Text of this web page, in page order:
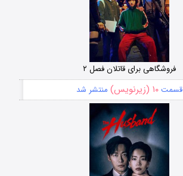
فروشگاهی برای قاتلان فصل ۲
قسمت۱۰ (زیرنویس) منتشر شد